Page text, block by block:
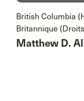
British Columbia
Britannique
Matthew D.